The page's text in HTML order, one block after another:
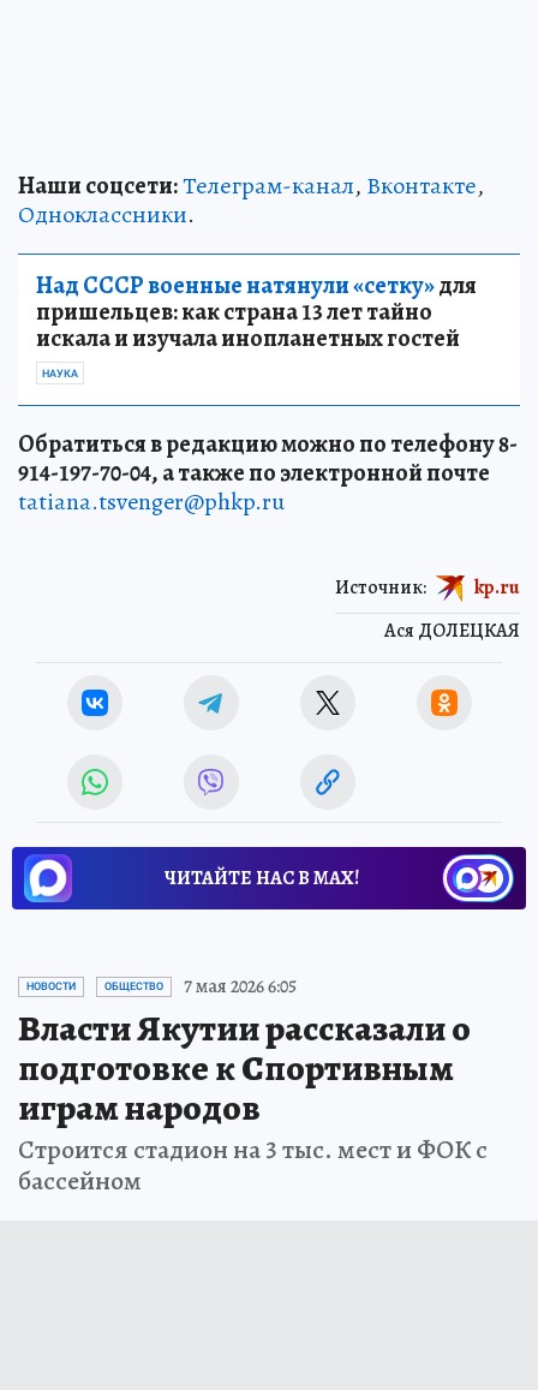
Наши соцсети:Телеграм-канал, Вконтакте,
Одноклассники.
Над СССР военные натянули «сетку»для
пришельцев: как страна 13 лет тайно
искала и изучала инопланетных гостей
НАУКА
Обратиться в редакцию можно по телефону 8-
914-197-70-04, а также по электронной почте
tatiana.tsvenger@phkp.ru
Ася ДОЛЕЦКАЯ
Источник: kp.ru
ЧИТАЙТЕ НАС В МАХ!
НОВОСТИ ОБЩЕСТВО 7 мая 2026 6:05
Власти Якутии рассказали о
подготовке к Спортивным
играм народов
Строится стадион на 3 тыс. мест и ФОК с